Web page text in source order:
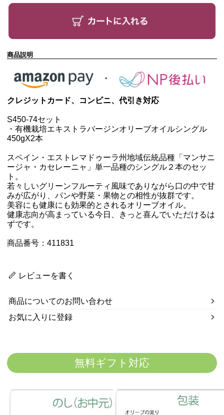
商品説明
クレジットカード、コンビニ、代引き対応
S450-74セット
・有機栽培エキストラバージンオリーブオイルシングル
450gX2本
スペイン・エストレマドゥーラ州地域伝統品種「マンサニ
ージャ・カセレーニャ」単一品種のシングル２本のセッ
ト。
若々しいグリーンフルーティ風味でありながら口の中で甘
みが広がり、パンや野菜・果物との相性が抜群です。
美容にも健康にも効果的とされるオリーブオイル。
健康志向が高まっている今日、きっと喜んでいただけるは
ずです。
商品番号：411831
レビューを書く
商品についてのお問い合わせ
お気に入りに登録
無料ギフト対応